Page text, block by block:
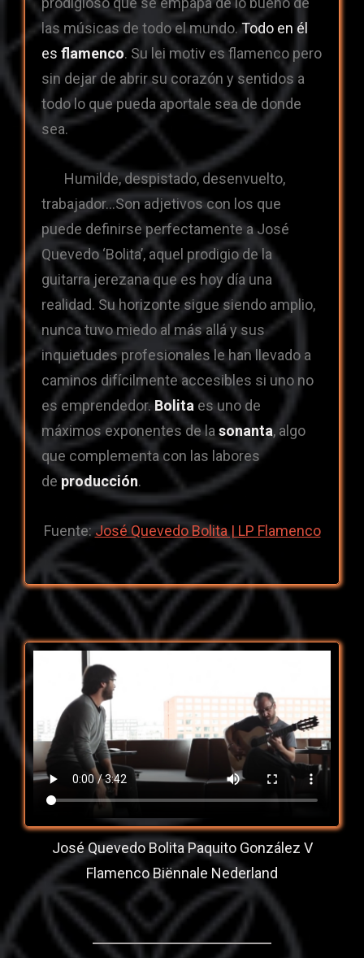
las músicas de todo el mundo.Todo en él
es flamenco. Su lei motiv es flamenco pero
sin dejar de abrir su corazón y sentidos a
todo lo que pueda aportale sea de donde
sea.
Humilde, despistado, desenvuelto,
trabajador…Son adjetivos con los que
puede definirse perfectamente a José
Quevedo ‘Bolita’, aquel prodigio de la
guitarra jerezana que es hoy día una
realidad. Su horizonte sigue siendo amplio,
nunca tuvo miedo al más allá y sus
inquietudes profesionales le han llevado a
caminos difícilmente accesibles si uno no
es emprendedor.Bolita es uno de
máximos exponentes de la sonanta, algo
que complementa con las labores
deproducción.
Fuente:José Quevedo Bolita | LP Flamenco
José Quevedo Bolita Paquito González V
Flamenco Biënnale Nederland